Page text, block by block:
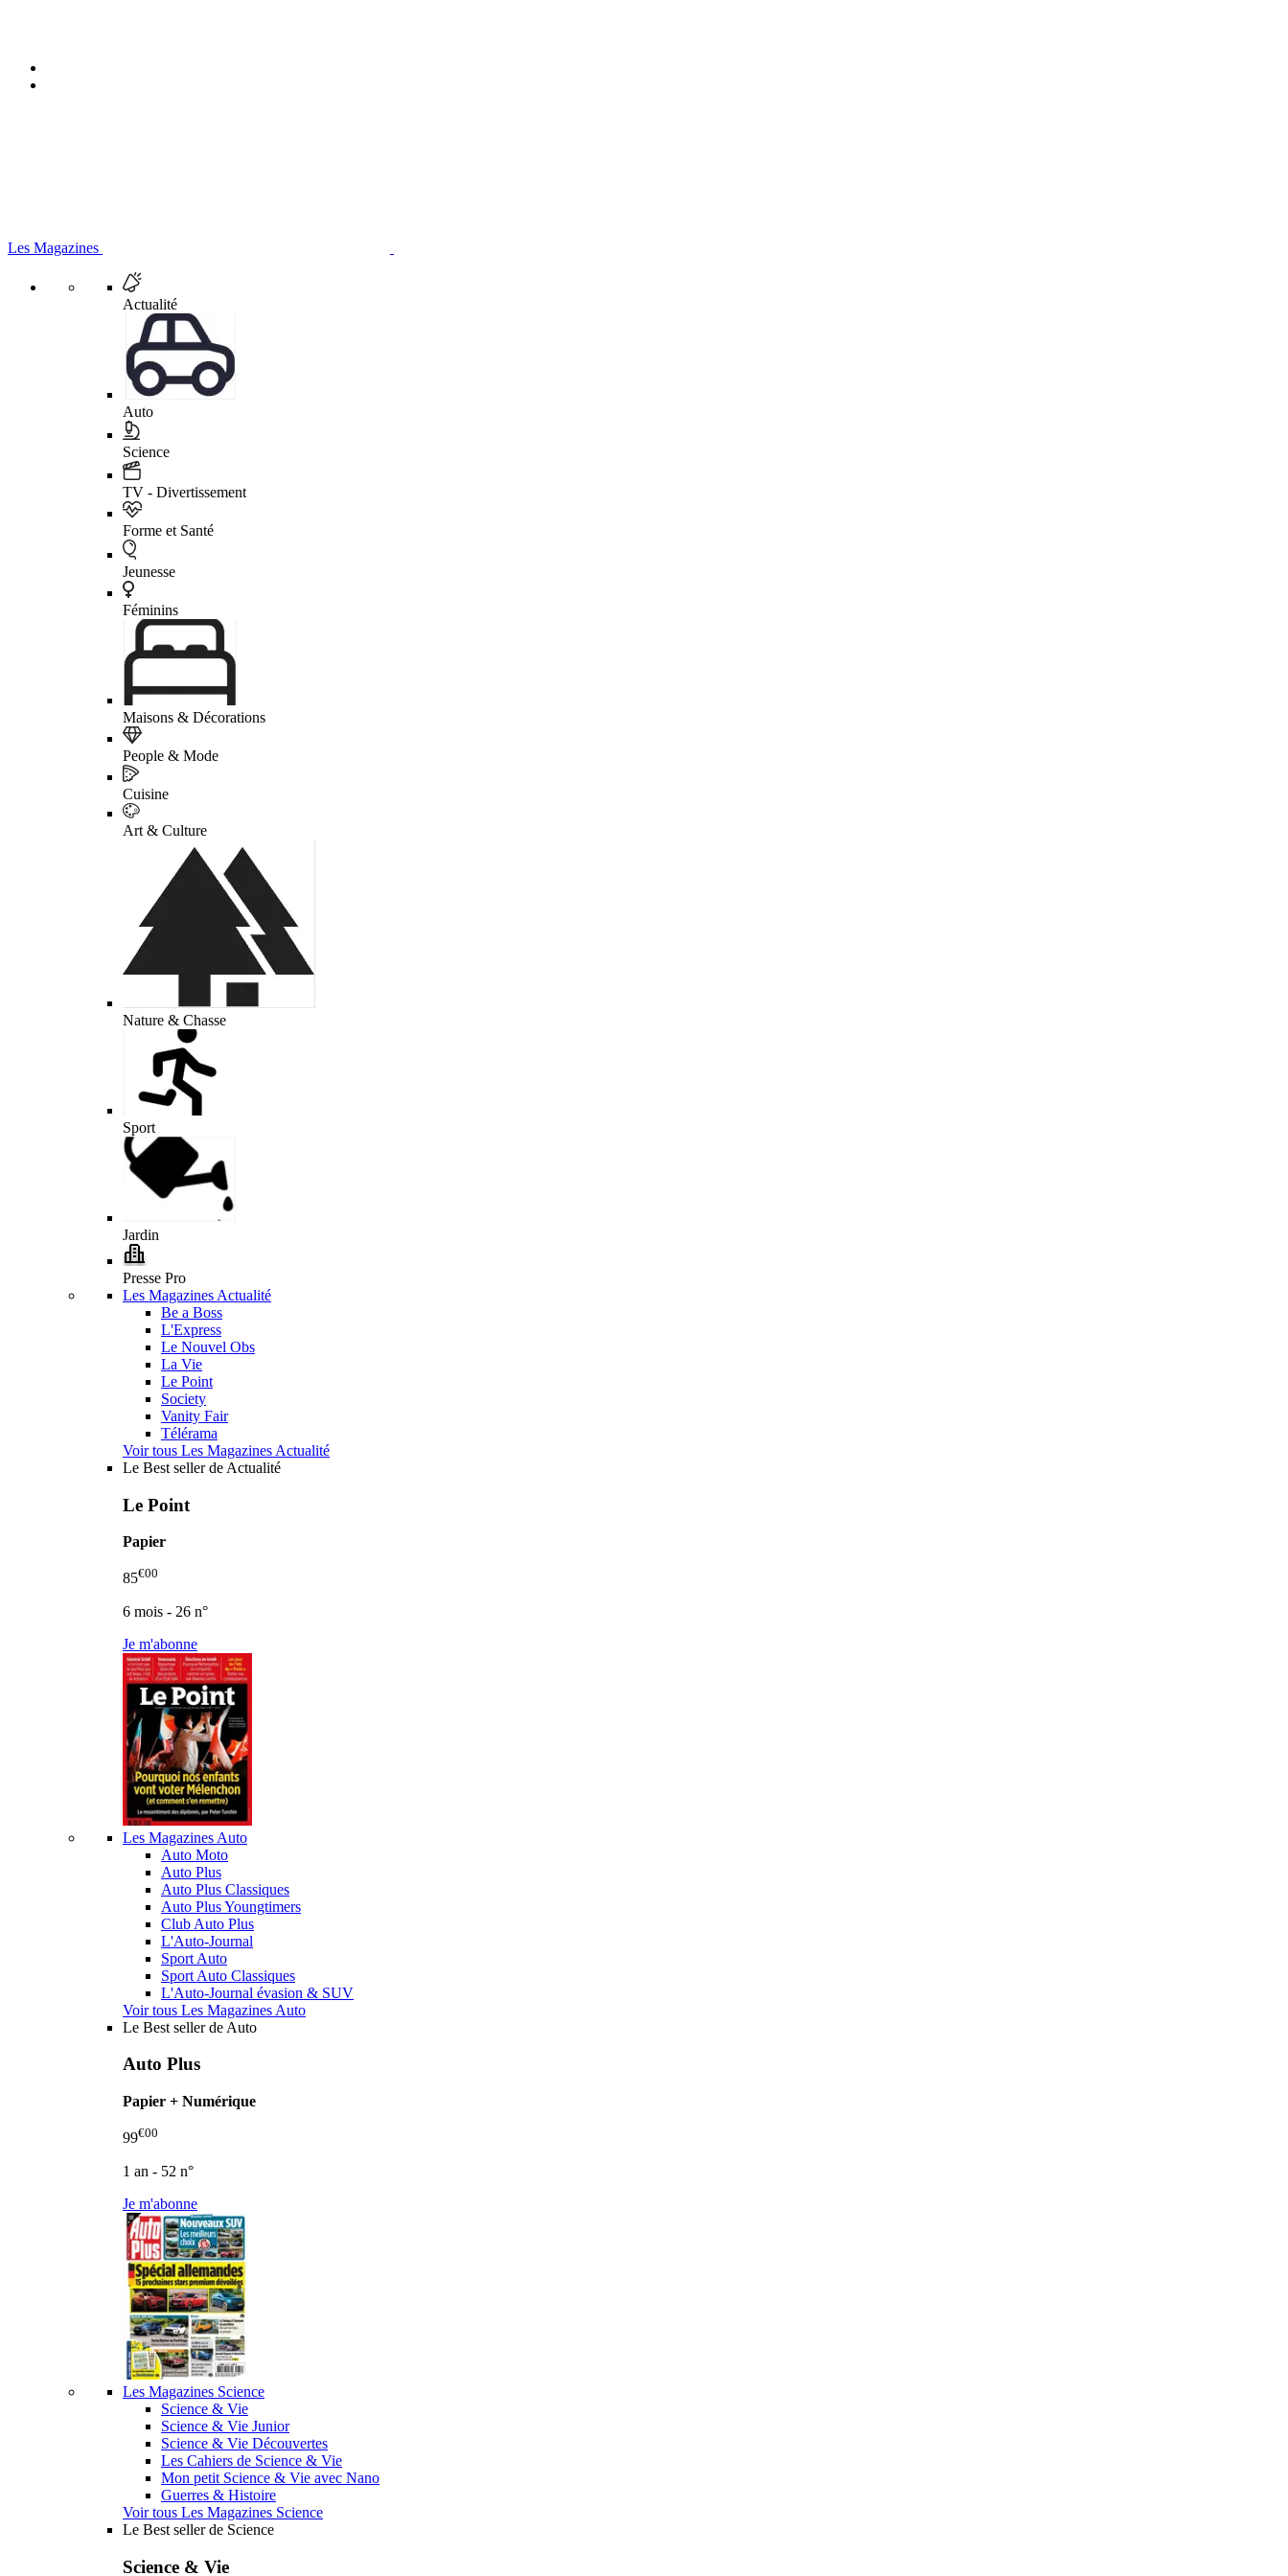
Les Magazines
Actualité
Auto
Science
TV - Divertissement
Forme et Santé
Jeunesse
Féminins
Maisons & Décorations
People & Mode
Cuisine
Art & Culture
Nature & Chasse
Sport
Jardin
Presse Pro
Les Magazines Actualité
Be a Boss
L'Express
Le Nouvel Obs
La Vie
Le Point
Society
Vanity Fair
Télérama
Voir tous Les Magazines Actualité
Le Best seller de Actualité
Le Point
Papier
85€00
6 mois - 26 n°
Je m'abonne
Les Magazines Auto
Auto Moto
Auto Plus
Auto Plus Classiques
Auto Plus Youngtimers
Club Auto Plus
L'Auto-Journal
Sport Auto
Sport Auto Classiques
L'Auto-Journal évasion & SUV
Voir tous Les Magazines Auto
Le Best seller de Auto
Auto Plus
Papier + Numérique
99€00
1 an - 52 n°
Je m'abonne
Les Magazines Science
Science & Vie
Science & Vie Junior
Science & Vie Découvertes
Les Cahiers de Science & Vie
Mon petit Science & Vie avec Nano
Guerres & Histoire
Voir tous Les Magazines Science
Le Best seller de Science
Science & Vie